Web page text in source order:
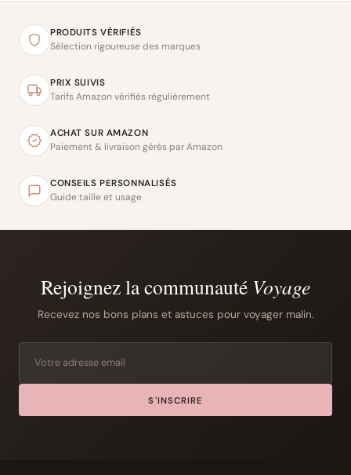
PRODUITS VÉRIFIÉS
Sélection rigoureuse des marques
PRIX SUIVIS
Tarifs Amazon vérifiés régulièrement
ACHAT SUR AMAZON
Paiement & livraison gérés par Amazon
CONSEILS PERSONNALISÉS
Guide taille et usage
Rejoignez la communauté Voyage
Recevez nos bons plans et astuces pour voyager malin.
S'INSCRIRE